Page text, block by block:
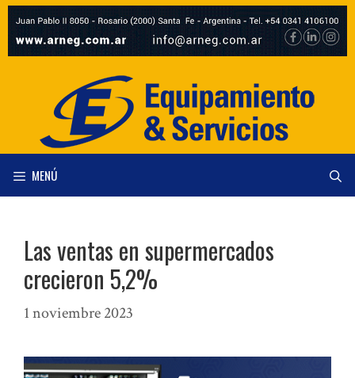
Saltar
contenido
MENÚ
Las ventas en supermercados
crecieron 5,2%
1 noviembre 2023